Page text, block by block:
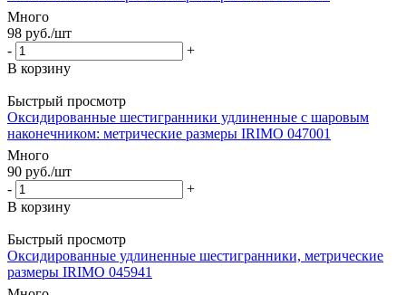
Много
98 руб./шт
-
+
В корзину
Быстрый просмотр
Оксидированные шестигранники удлиненные c шаровым
наконечником: метрические размеры IRIMO 047001
Много
90 руб./шт
-
+
В корзину
Быстрый просмотр
Оксидированные удлиненные шестигранники, метрические
размеры IRIMO 045941